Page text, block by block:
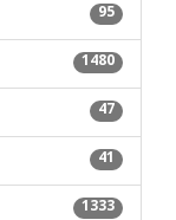
95
1480
47
41
1333